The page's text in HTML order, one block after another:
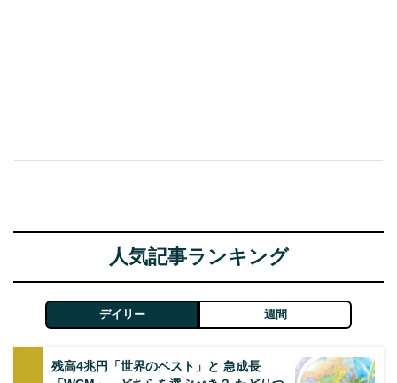
人気記事ランキング
デイリー 週間
残高4兆円「世界のベスト」と 急成長